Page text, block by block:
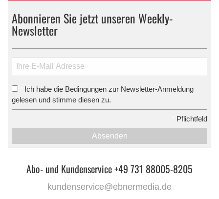
Abonnieren Sie jetzt unseren Weekly-
Newsletter
Ich habe die Bedingungen zur Newsletter-Anmeldung
gelesen und stimme diesen zu.
Pflichtfeld
Absenden
Abo- und Kundenservice +49 731 88005-8205
kundenservice@ebnermedia.de